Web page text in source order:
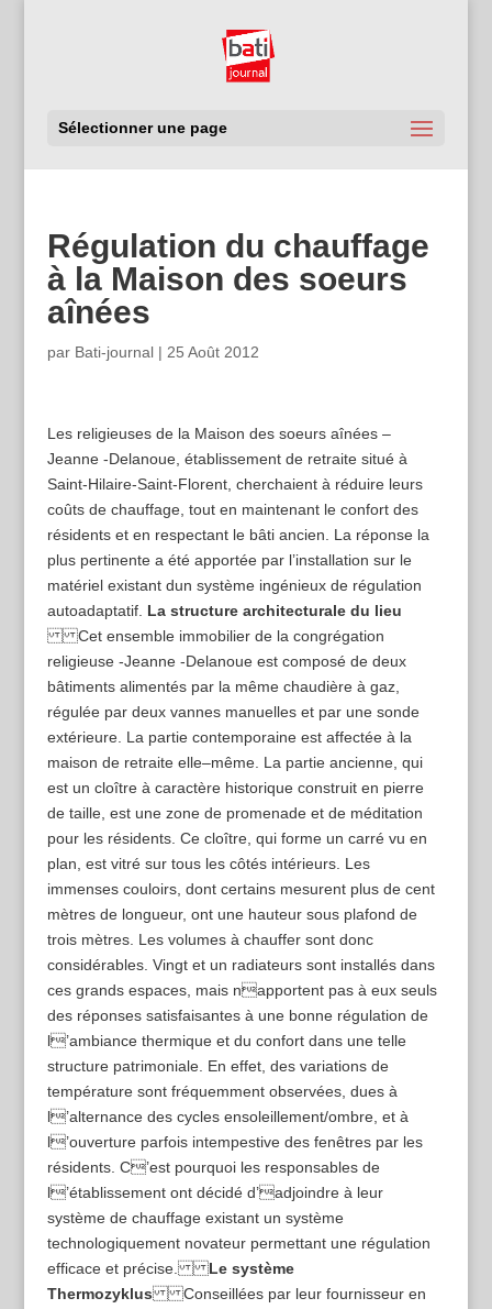
Sélectionner une page
Régulation du chauffage
à la Maison des soeurs
aînées
par Bati-journal| 25 Août 2012
Les religieuses de la Maison des soeurs aînées –
Jeanne -Delanoue, établissement de retraite situé à
Saint-Hilaire-Saint-Florent, cherchaient à réduire leurs
coûts de chauffage, tout en maintenant le confort des
résidents et en respectant le bâti ancien. La réponse la
plus pertinente a été apportée par l’installation sur le
matériel existant dun système ingénieux de régulation
autoadaptatif. La structure architecturale du lieu
Cet ensemble immobilier de la congrégation
religieuse -Jeanne -Delanoue est composé de deux
bâtiments alimentés par la même chaudière à gaz,
régulée par deux vannes manuelles et par une sonde
extérieure. La partie contemporaine est affectée à la
maison de retraite elle–même. La partie ancienne, qui
est un cloître à caractère historique construit en pierre
de taille, est une zone de promenade et de méditation
pour les résidents. Ce cloître, qui forme un carré vu en
plan, est vitré sur tous les côtés intérieurs. Les
immenses couloirs, dont certains mesurent plus de cent
mètres de longueur, ont une hauteur sous plafond de
trois mètres. Les volumes à chauffer sont donc
considérables. Vingt et un radiateurs sont installés dans
ces grands espaces, mais napportent pas à eux seuls
des réponses satisfaisantes à une bonne régulation de
l’ambiance thermique et du confort dans une telle
structure patrimoniale. En effet, des variations de
température sont fréquemment observées, dues à
l’alternance des cycles ensoleillement/ombre, et à
l’ouverture parfois intempestive des fenêtres par les
résidents. C’est pourquoi les responsables de
l’établissement ont décidé d’adjoindre à leur
système de chauffage existant un système
technologiquement novateur permettant une régulation
efficace et précise.Le système
ThermozyklusConseillées par leur fournisseur en